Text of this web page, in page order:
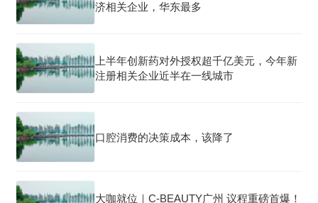
济相关企业，华东最多
上半年创新药对外授权超千亿美元，今年新
注册相关企业近半在一线城市
口腔消费的决策成本，该降了
大咖就位｜C-BEAUTY广州 议程重磅首爆！